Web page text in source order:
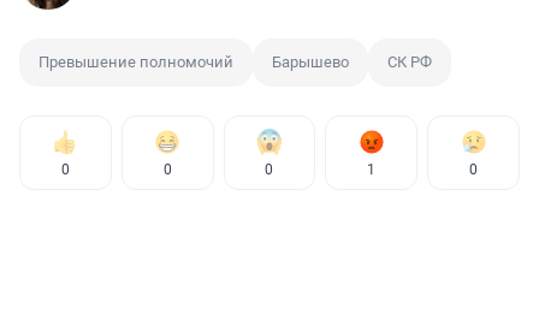
Превышение полномочий Барышево СК РФ
0 0 0 1 0